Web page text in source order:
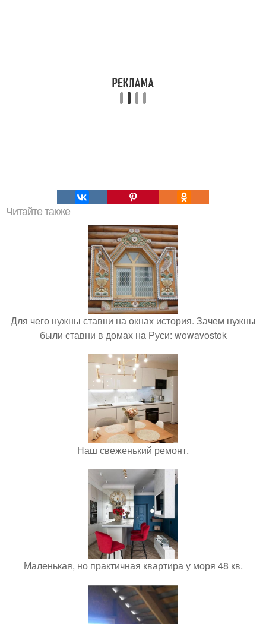
Читайте также
Для чего нужны ставни на окнах история. Зачем нужны
были ставни в домах на Руси: wowavostok
Наш свеженький ремонт.
Маленькая, но практичная квартира у моря 48 кв.